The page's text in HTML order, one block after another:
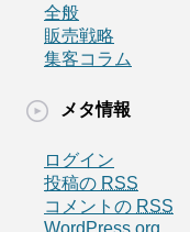
全般
販売戦略
集客コラム
メタ情報
ログイン
投稿の RSS
コメントの RSS
WordPress.org